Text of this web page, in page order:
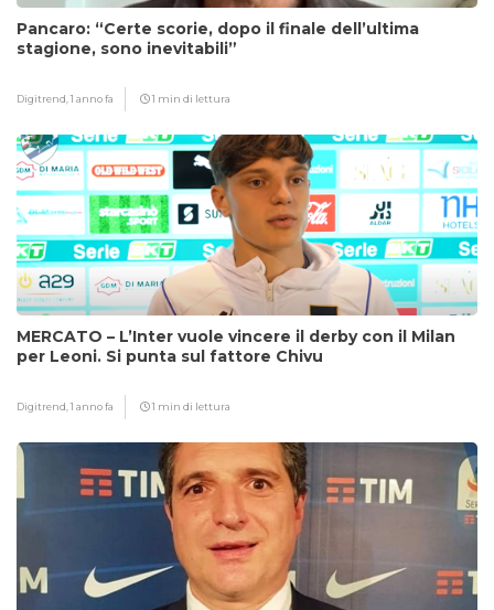
Pancaro: “Certe scorie, dopo il finale dell’ultima
stagione, sono inevitabili”
Digitrend,1 anno fa 1 min di lettura
MERCATO – L’Inter vuole vincere il derby con il Milan
per Leoni. Si punta sul fattore Chivu
Digitrend,1 anno fa 1 min di lettura